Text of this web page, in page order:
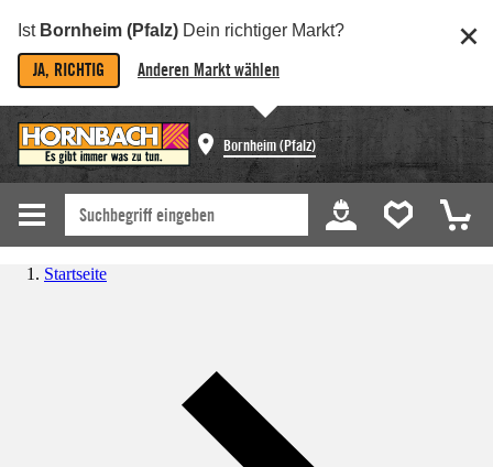
Ist Bornheim (Pfalz) Dein richtiger Markt?
JA, RICHTIG Anderen Markt wählen
Bornheim (Pfalz)
Startseite